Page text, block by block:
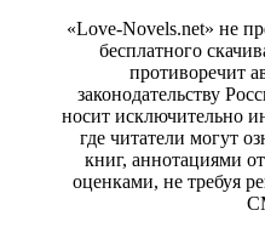
«Love-Novels.net» не
бесплатного
противоречит
законодательству
носит исключительно
где читатели могут
книг, аннотациями
оценками, не требуя